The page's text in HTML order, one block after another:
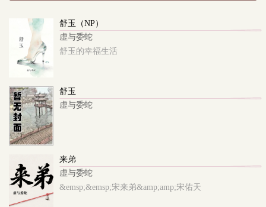
舒玉（NP）
虚与委蛇
舒玉的幸福生活
舒玉
虚与委蛇
来弟
虚与委蛇
&emsp;&emsp;宋来弟&amp;amp;宋佑天